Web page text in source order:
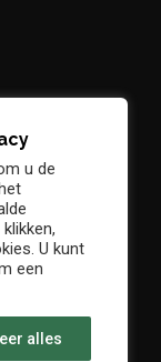
u de
U kunt
een
alles